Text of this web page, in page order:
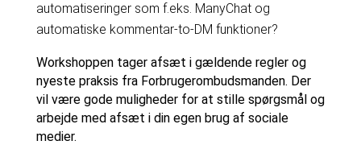
automatiseringer som f.eks. ManyChat og
automatiske kommentar-to-DM funktioner?
Workshoppen tager afsæt i gældende regler og
nyeste praksis fra Forbrugerombudsmanden. Der
vil være gode muligheder for at stille spørgsmål og
arbejde med afsæt i din egen brug af sociale
medier.